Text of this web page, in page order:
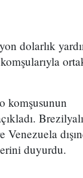
dolarlık
komşusunun
duyurdu.